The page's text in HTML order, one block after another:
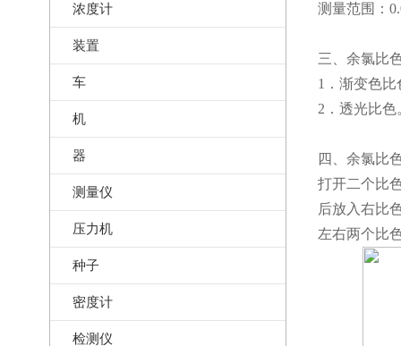
浓度计
装置
车
机
器
测量仪
压力机
种子
密度计
检测仪
测量范围：
三、余氯比
1．渐变色比
2．透光比色
四、余氯比
打开二个比
后放入右比
左右两个比